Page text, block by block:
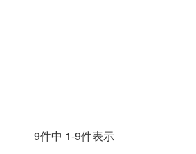
9件中 1-9件表示